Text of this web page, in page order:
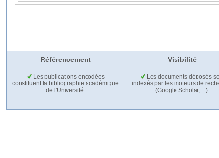
Référencement Visibilité
Les publications encodées
constituent la bibliographie académique
de l'Université.
Les documents déposés
indexés par les moteurs de
(Google Scholar,…).